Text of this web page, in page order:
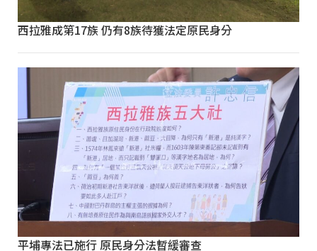
西拉雅成第17族 仍有8族待獲法定原民身分
平埔專法已施行 原民身分法暫緩審查